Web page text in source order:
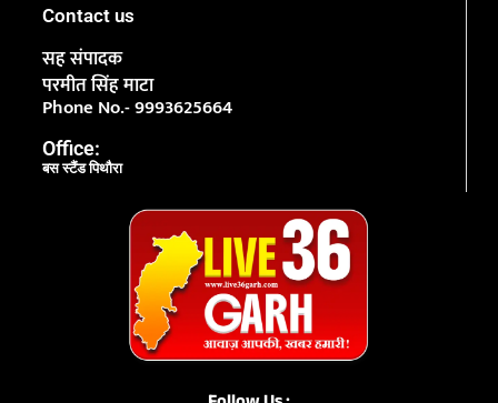
Contact us
सह संपादक
परमीत सिंह माटा
Phone No.- 9993625664
Office:
बस स्टैंड पिथौरा